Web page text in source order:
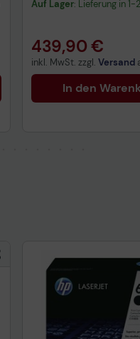
cyan, magenta,
Auf Lager: Lieferung in
439,90 €
inkl. MwSt. zzgl. Versand
In den